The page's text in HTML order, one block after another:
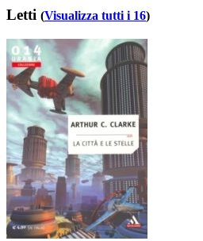
Letti (Visualizza tutti i 16)